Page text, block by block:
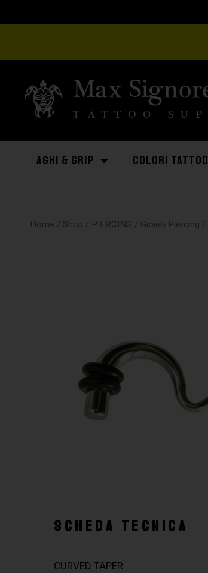
AGHI & GRIP COLORI TATTOO
Home / Shop / PIERCING / Gioielli Piercing /
SCHEDA TECNICA
CURVED TAPER